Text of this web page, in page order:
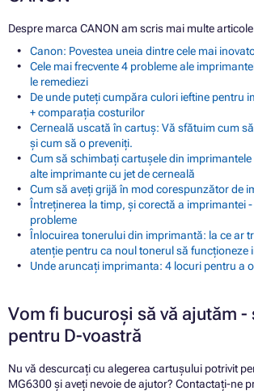
Despre marca CANON am scris mai multe
Canon: Povestea uneia dintre cele mai
Cele mai frecvente 4 probleme ale
le remediezi
De unde puteți cumpăra culori ieftine pentru
+ comparația costurilor
Cerneală uscată în cartuș: Vă sfătuim cum
și cum să o preveniți.
Cum să schimbați cartușele din imprimantele
alte imprimante cu jet de cerneală
Cum să aveți grijă în mod corespunzător de
Întreținerea la timp, și corectă a imprimantei
probleme
Înlocuirea tonerului din imprimantă: la ce ar
atenție pentru ca noul tonerul să funcționeze
Unde aruncați imprimanta: 4 locuri pentru a
Vom fi bucuroși să vă ajutăm -
pentru D-voastră
Nu vă descurcați cu alegerea cartușului potrivit
MG6300 și aveți nevoie de ajutor? Contactați-ne